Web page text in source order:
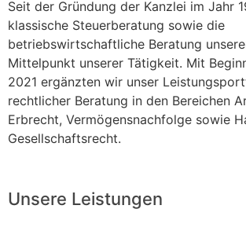
Seit der Gründung der Kanzlei im Jahr
klassische Steuerberatung sowie die
betriebswirtschaftliche Beratung
Mittelpunkt unserer Tätigkeit. Mit
2021 ergänzten wir unser
rechtlicher Beratung in den Bereichen
Erbrecht, Vermögensnachfolge sowie
Gesellschaftsrecht.
Unsere Leistungen